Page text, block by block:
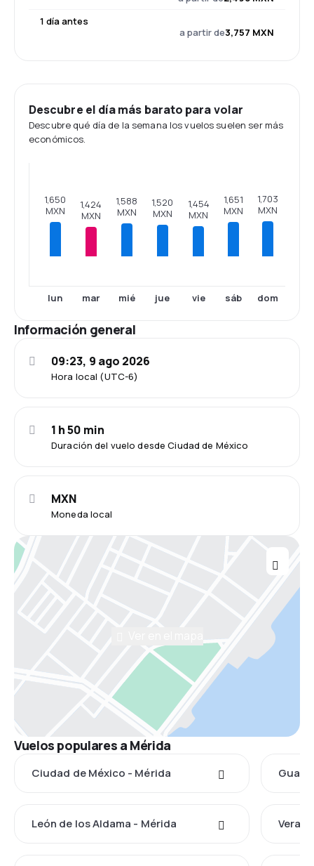
1 día antes
a partir de3,757 MXN
Descubre el día más barato para volar
Descubre qué día de la semana los vuelos suelen ser más
económicos.
1,650
MXN
lun
1,424
MXN
mar
1,588
MXN
mié
1,520
MXN
jue
1,454
MXN
vie
1,651
MXN
sáb
1,703
MXN
dom
Información general
Hora local (UTC-6)
09:23, 9 ago 2026
Duración del vuelo desde Ciudad de México
1 h 50 min
Moneda local
MXN
Vuelos populares a Mérida
Ciudad de México - Mérida
León de los Aldama - Mérida